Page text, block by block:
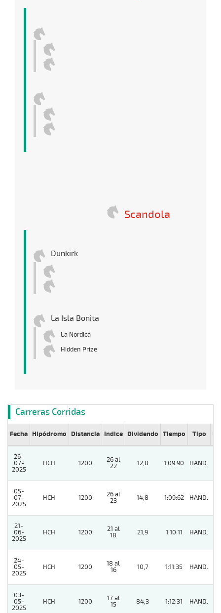
Scandola
Dunkirk
La Isla Bonita
La Nordica
Hidden Prize
Carreras Corridas
Fecha Hipódromo Distancia Indice Dividendo Tiempo Tipo Lº
26-
07-
2025
HCH 1200
26 al
22
12,8 1:09:90 HAND.
05-
07-
2025
HCH 1200
26 al
23
14,8 1:09:62 HAND.
21-
06-
2025
HCH 1200
21 al
18
21,9 1:10:11 HAND.
24-
05-
2025
HCH 1200
18 al
16
10,7 1:11:35 HAND.
03-
05-
2025
HCH 1200
17 al
15
84,3 1:12:31 HAND.